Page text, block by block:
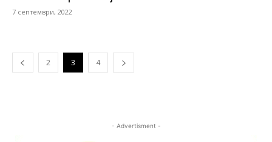
7 септември, 2022
2 3 4
- Advertisment -